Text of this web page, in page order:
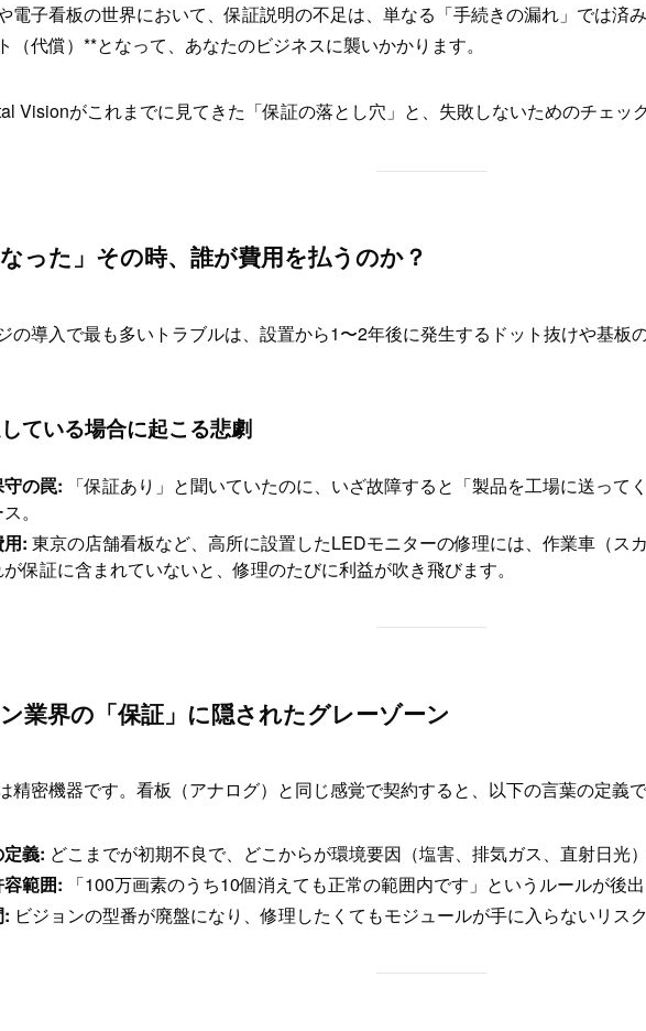
電子看板の世界において、保証説明の不足は、単なる「手続きの漏れ」では済
（代償）**となって、あなたのビジネスに襲いかかります。
Visionがこれまでに見てきた「保証の落とし穴」と、失敗しないためのチェッ
った」その時、誰が費用を払うのか？
の導入で最も多いトラブルは、設置から1〜2年後に発生するドット抜けや基板の
ている場合に起こる悲劇
の罠: 「保証あり」と聞いていたのに、いざ故障すると「製品を工場に送って
。
: 東京の店舗看板など、高所に設置したLEDモニターの修理には、作業車（ス
保証に含まれていないと、修理のたびに利益が吹き飛びます。
業界の「保証」に隠されたグレーゾーン
精密機器です。看板（アナログ）と同じ感覚で契約すると、以下の言葉の定義
定義: どこまでが初期不良で、どこからが環境要因（塩害、排気ガス、直射日光）
容範囲: 「100万画素のうち10個消えても正常の範囲内です」というルールが後
: ビジョンの型番が廃盤になり、修理したくてもモジュールが手に入らないリスク